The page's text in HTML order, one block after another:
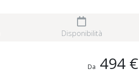
Disponibilità
Da 494 €